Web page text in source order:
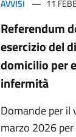
AVVISI 11
Referendum
esercizio del
domicilio per
infermità
Domande per
marzo 2026